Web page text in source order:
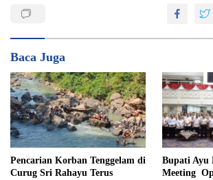
Baca Juga
Pencarian Korban Tenggelam di
Curug Sri Rahayu Terus
Bupati
Meeting